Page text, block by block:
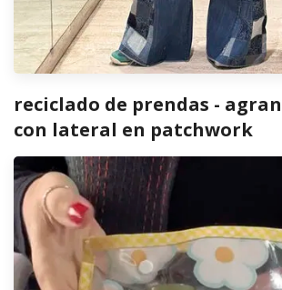
reciclado de prendas -
con lateral en patchwork